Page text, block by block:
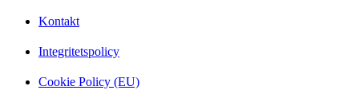
Kontakt
Integritetspolicy
Cookie Policy (EU)